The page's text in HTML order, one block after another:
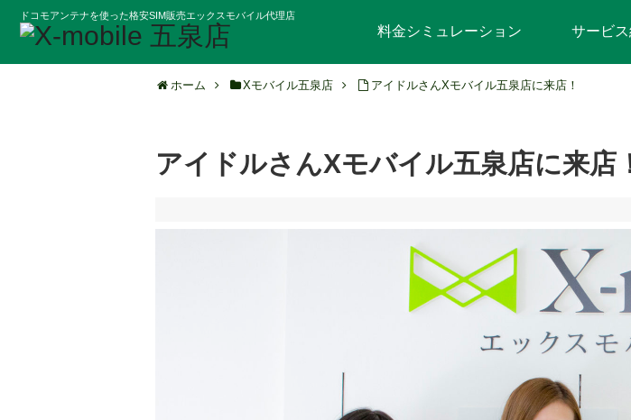
ドコモアンテナを使った格安SIM販売エックスモバイル代理店
料金シミュレーション サービ
ホーム Xモバイル五泉店 アイドルさんXモバイル五泉店に来店！
アイドルさんXモバイル五泉店に来店